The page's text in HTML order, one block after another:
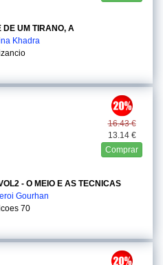
DE UM TIRANO, A
Khadra
16.43 €
13.14 €
Comprar
- O MEIO E AS TECNICAS
Gourhan
70